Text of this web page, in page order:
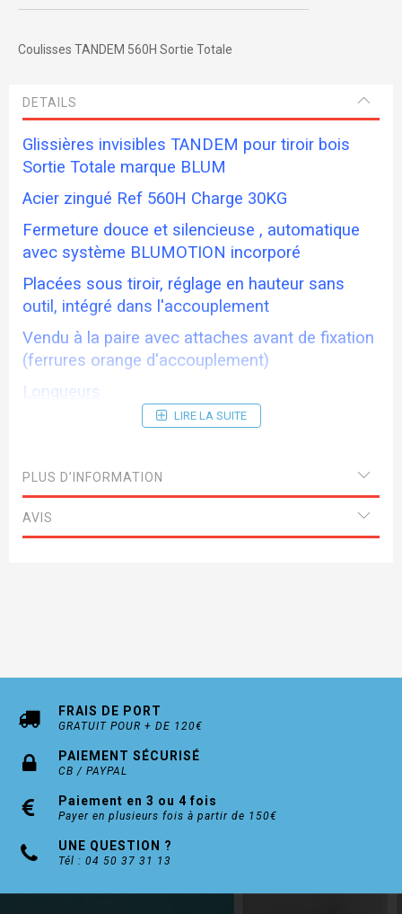
Coulisses TANDEM 560H Sortie Totale
DETAILS
Glissières invisibles TANDEM pour tiroir bois
Sortie Totale marque BLUM
Acier zingué Ref 560H Charge 30KG
Fermeture douce et silencieuse , automatique
avec système BLUMOTION incorporé
Placées sous tiroir, réglage en hauteur sans
outil, intégré dans l'accouplement
Vendu à la paire avec attaches avant de fixation
(ferrures orange d'accouplement)
Longueurs
560H35 350mm
560H40 400mm
LIRE LA SUITE
PLUS D’INFORMATION
AVIS
FRAIS DE PORT
GRATUIT POUR + DE 120€
PAIEMENT SÉCURISÉ
CB / PAYPAL
Paiement en 3 ou 4 fois
Payer en plusieurs fois à partir de 150€
UNE QUESTION ?
Tél : 04 50 37 31 13